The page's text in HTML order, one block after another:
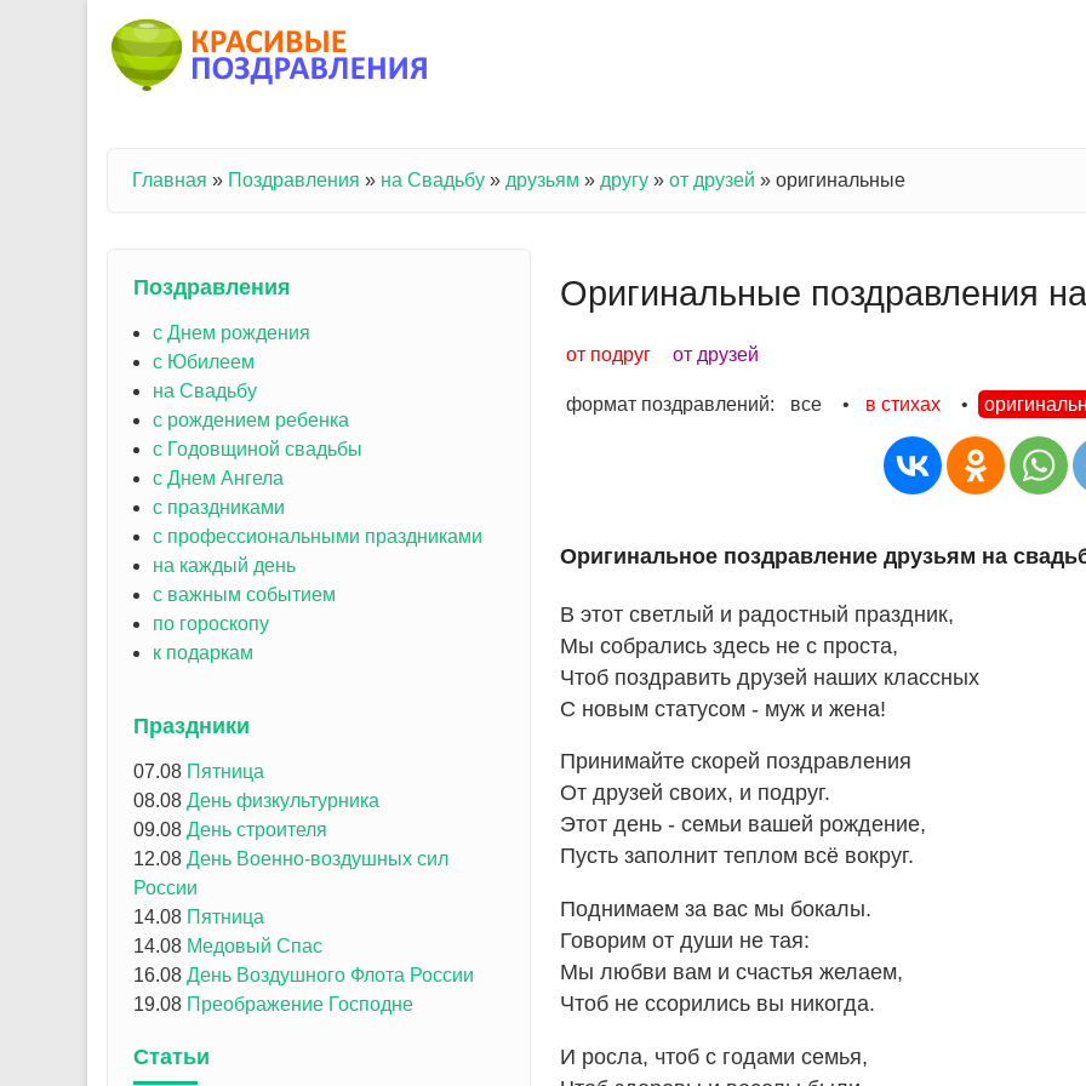
Вы здесь
Главная » Поздравления » на Свадьбу » друзьям » другу » от друзей » оригинальные
Оригинальные поздравления
от подруг от друзей
формат поздравлений: все • в стихах •
Оригинальное поздравление друзьям на
В этот светлый и радостный праздник,
Мы собрались здесь не с проста,
Чтоб поздравить друзей наших классных
С новым статусом - муж и жена!
Принимайте скорей поздравления
От друзей своих, и подруг.
Этот день - семьи вашей рождение,
Пусть заполнит теплом всё вокруг.
Поднимаем за вас мы бокалы.
Говорим от души не тая:
Мы любви вам и счастья желаем,
Чтоб не ссорились вы никогда.
И росла, чтоб с годами семья,
Поздравления
с Днем рождения
с Юбилеем
на Свадьбу
с рождением ребенка
с Годовщиной свадьбы
с Днем Ангела
с праздниками
с профессиональными праздниками
на каждый день
с важным событием
по гороскопу
к подаркам
Праздники
07.08 Пятница
08.08 День физкультурника
09.08 День строителя
12.08 День Военно-воздушных сил
России
14.08 Пятница
14.08 Медовый Спас
16.08 День Воздушного Флота России
19.08 Преображение Господне
Статьи